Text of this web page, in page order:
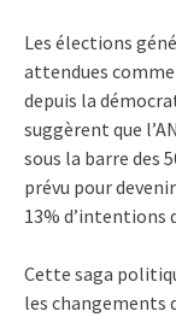
Les élections
attendues comme
depuis la
suggèrent que
sous la barre des
prévu pour
13% d’intentions
Cette saga
les changements